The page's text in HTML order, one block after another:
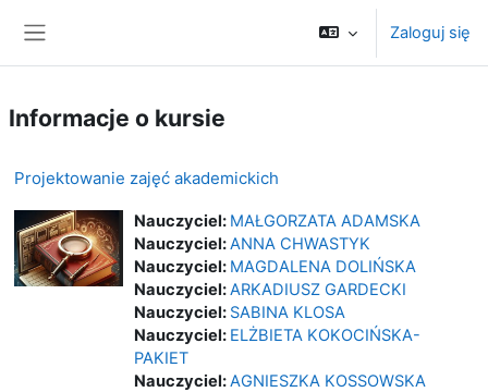
Zaloguj się
Informacje o kursie
Projektowanie zajęć akademickich
Nauczyciel: MAŁGORZATA ADAMSKA
Nauczyciel:ANNA CHWASTYK
Nauczyciel: MAGDALENA DOLIŃSKA
Nauczyciel:ARKADIUSZ GARDECKI
Nauczyciel: SABINA KLOSA
Nauczyciel: ELŻBIETA KOKOCIŃSKA-
PAKIET
Nauczyciel:AGNIESZKA KOSSOWSKA